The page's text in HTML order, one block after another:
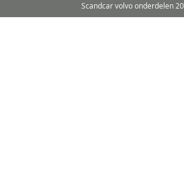
Scandcar volvo onderdelen